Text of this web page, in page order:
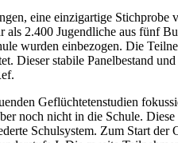
eine einzigartige Stichprobe
als 2.400 Jugendliche aus fünf
wurden einbezogen. Die
Dieser stabile Panelbestand
Geflüchtetenstudien
noch nicht in die Schule.
Schulsystem. Zum Start